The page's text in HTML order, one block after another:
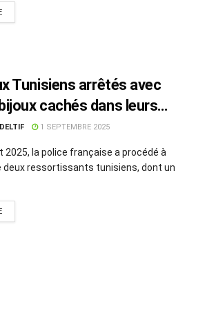
Tunisiens arrêtés avec
cachés dans leurs
1 SEPTEMBRE 2025
2025, la police française a procédé à
deux ressortissants tunisiens, dont un